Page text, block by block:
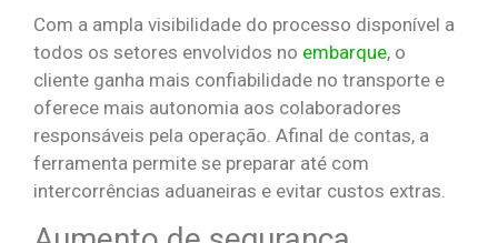
Com a ampla visibilidade do processo disponível a
todos os setores envolvidos no embarque, o
cliente ganha mais confiabilidade no transporte e
oferece mais autonomia aos colaboradores
responsáveis pela operação. Afinal de contas, a
ferramenta permite se preparar até com
intercorrências aduaneiras e evitar custos extras.